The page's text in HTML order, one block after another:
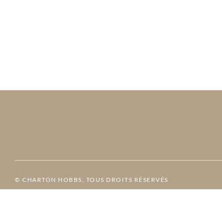
© CHARTON HOBBS, TOUS DROITS RÉSERVÉS